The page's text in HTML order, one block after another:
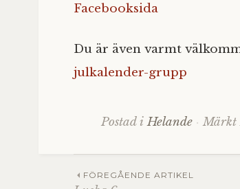
Facebooksida
Du är även varmt
julkalender-grupp
Postad iHelande Märkt
FÖREGÅENDE ARTIKEL